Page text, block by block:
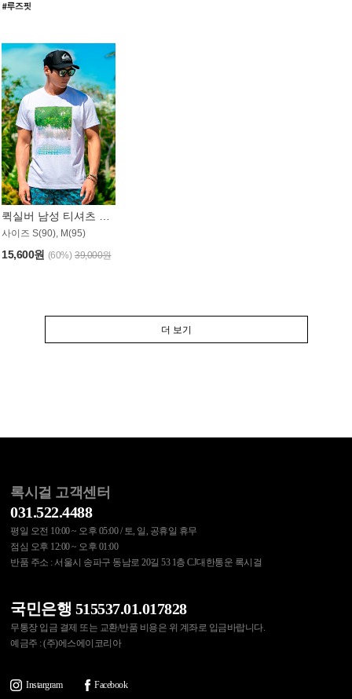
퀵실버 남성 티셔츠 MST357WQS
사이즈 S(90), M(95)
15,600원 (60%) 39,000원
더 보기
록시걸 고객센터
031.522.4488
평일 오전 10:00 ~ 오후 05:00 / 토, 일, 공휴일 휴무
점심 오후 12:00 ~ 오후 01:00
반품 주소 : 서울시 송파구 동남로 20길 53 1층 CJ대한통운 록시걸
국민은행 515537.01.017828
무통장 입금 결제 또는 교환/반품 비용은 위 계좌로 입금바랍니다.
예금주 : (주)에스에이코리아
Instargram Facebook